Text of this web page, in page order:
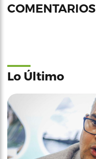
COMENTARIOS
Lo Último